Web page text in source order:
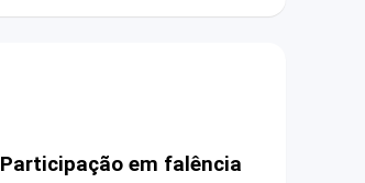
Participação em falência